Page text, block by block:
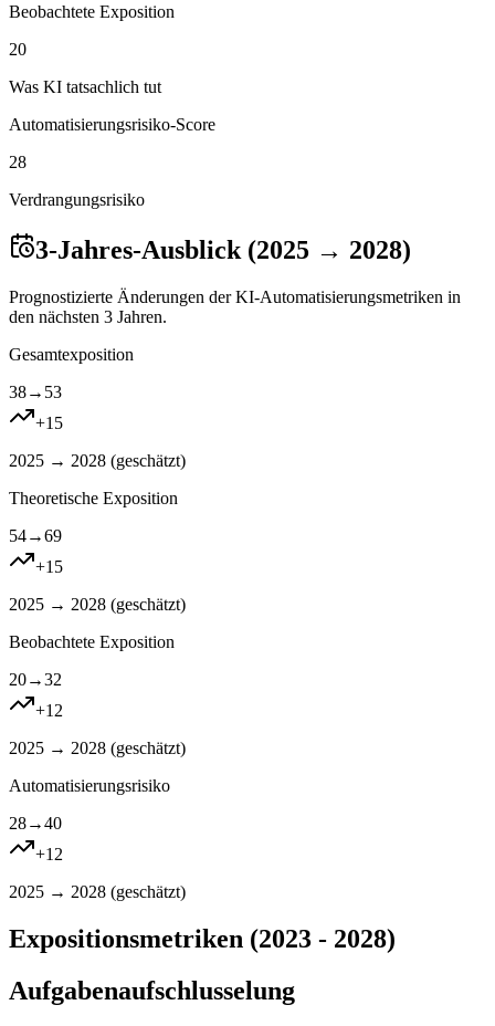
Beobachtete Exposition
20
Was KI tatsachlich tut
Automatisierungsrisiko-Score
28
Verdrangungsrisiko
3-Jahres-Ausblick (2025 → 2028)
Prognostizierte Änderungen der KI-Automatisierungsmetriken in
den nächsten 3 Jahren.
Gesamtexposition
38→ 53
+15
2025 → 2028 (geschätzt)
Theoretische Exposition
54→69
+15
2025 → 2028 (geschätzt)
Beobachtete Exposition
20→32
+12
2025 → 2028 (geschätzt)
Automatisierungsrisiko
28→40
+12
2025 → 2028 (geschätzt)
Expositionsmetriken (2023 - 2028)
Aufgabenaufschlusselung